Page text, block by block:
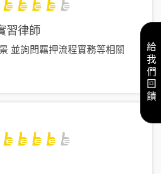
習律師
並詢問羈押流程實務等相關
給我們回饋